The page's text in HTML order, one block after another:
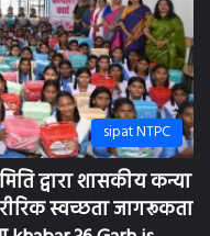
द्वारा शासकीय कन्या
स्वच्छता जागरूकता
36 Garh is